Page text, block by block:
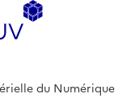
du Numérique